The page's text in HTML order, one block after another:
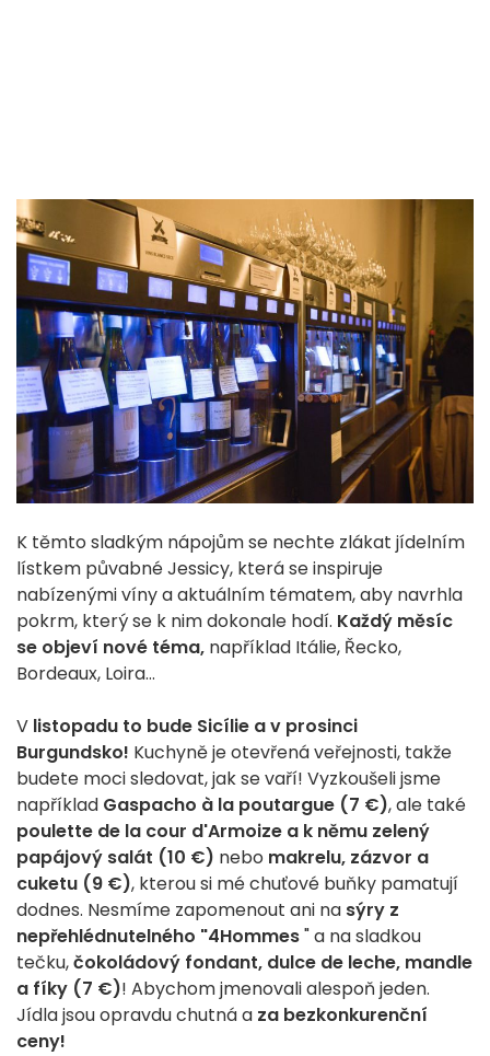
K těmto sladkým nápojům se nechte zlákat jídelním
lístkem půvabné Jessicy, která se inspiruje
nabízenými víny a aktuálním tématem, aby navrhla
pokrm, který se k nim dokonale hodí. Každý měsíc
se objeví nové téma, například Itálie, Řecko,
Bordeaux, Loira...
V listopadu to bude Sicílie a v prosinci
Burgundsko! Kuchyně je otevřená veřejnosti, takže
budete moci sledovat, jak se vaří! Vyzkoušeli jsme
například Gaspacho à la poutargue (7 €), ale také
poulette de la cour d'Armoize a k němu zelený
papájový salát (10 €) nebo makrelu, zázvor a
cuketu (9 €), kterou si mé chuťové buňky pamatují
dodnes. Nesmíme zapomenout ani na sýry z
nepřehlédnutelného "4Hommes" a na sladkou
tečku,čokoládový fondant, dulce de leche, mandle
a fíky (7 €)! Abychom jmenovali alespoň jeden.
Jídla jsou opravdu chutná a za bezkonkurenční
ceny!